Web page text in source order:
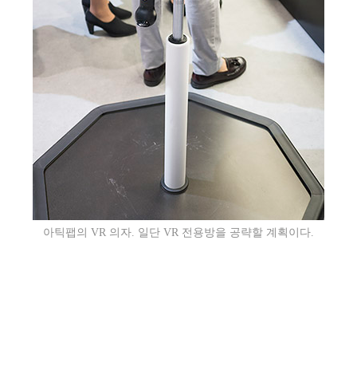
아틱팹의 VR 의자. 일단 VR 전용방을 공략할 계획이다.